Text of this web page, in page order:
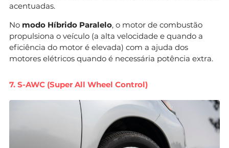
acentuadas.
No modo Híbrido Paralelo, o motor de combustão
propulsiona o veículo (a alta velocidade e quando a
eficiência do motor é elevada) com a ajuda dos
motores elétricos quando é necessária potência extra.
7. S-AWC (Super All Wheel Control)